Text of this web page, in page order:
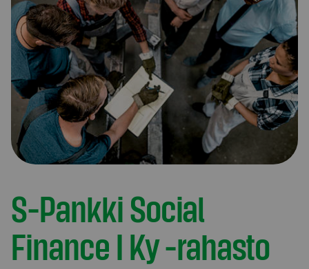
S-Pankki Social
Finance I Ky -rahasto